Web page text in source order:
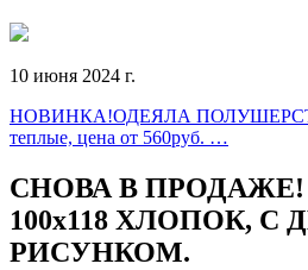
10 июня 2024 г.
НОВИНКА!ОДЕЯЛА
теплые, цена от 560руб. …
СНОВА В
100х118 ХЛОПОК, С
РИСУНКОМ.